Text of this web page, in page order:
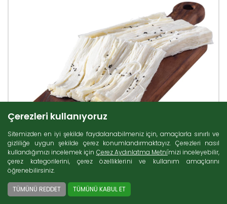
Çerezleri kullanıyoruz
Sitemizden en iyi şekilde faydalanabilmeniz için, amaçlarla sınırlı ve
gizliliğe uygun şekilde çerez konumlandırmaktayız. Çerezleri nasıl
kullandığımızı incelemek için Çerez Aydınlatma Metni'mizi inceleyebilir,
çerez kategorilerini, çerez özelliklerini ve kullanım amaçlarını
öğrenebilirsiniz.
TÜMÜNÜ REDDET TÜMÜNÜ KABUL ET